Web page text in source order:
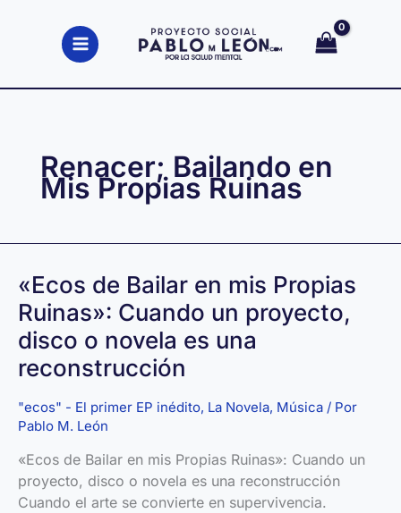
contenido
Renacer; Bailando en
Mis Propias Ruinas
«Ecos de Bailar en mis Propias
Ruinas»: Cuando un proyecto,
disco o novela es una
reconstrucción
"ecos" - El primer EP inédito, La Novela, Música / Por
Pablo M. León
«Ecos de Bailar en mis Propias Ruinas»: Cuando un
proyecto, disco o novela es una reconstrucción
Cuando el arte se convierte en supervivencia.